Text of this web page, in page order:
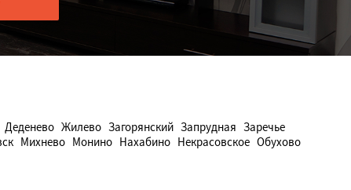
Деденево Жилево Загорянский Запрудная Заречье
Михнево Монино Нахабино Некрасовское Обухово